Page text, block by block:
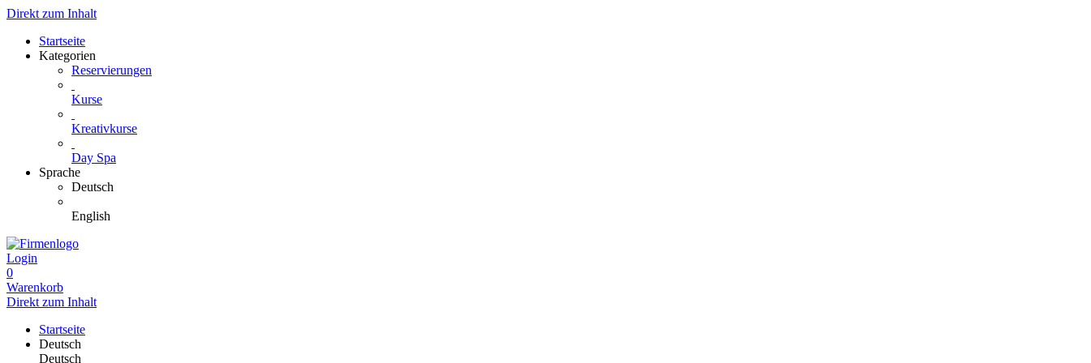
Direkt zum Inhalt
Startseite
Kategorien
Reservierungen
Kurse
Kreativkurse
Day Spa
Sprache
Deutsch
English
Login
0
Warenkorb
Direkt zum Inhalt
Startseite
Deutsch
Deutsch